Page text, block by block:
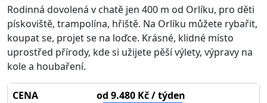
Rodinná dovolená v chatě jen 400 m od Orlíku, pro děti
pískoviště, trampolína, hřiště. Na Orlíku můžete rybařit,
koupat se, projet se na loďce. Krásné, klidné místo
uprostřed přírody, kde si užijete pěší výlety, výpravy na
kole a houbaření.
CENA od 9.480 Kč / týden